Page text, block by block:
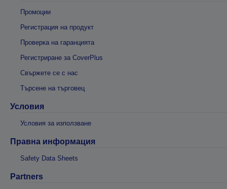
Промоции
Регистрация на продукт
Проверка на гаранцията
Регистриране за CoverPlus
Свържете се с нас
Търсене на търговец
Условия
Условия за използване
Правна информация
Safety Data Sheets
Partners